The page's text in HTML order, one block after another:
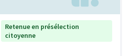
Retenue en présélection
citoyenne